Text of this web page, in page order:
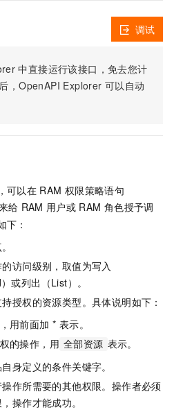
中直接运行该接口，免去您计
，OpenAPI Explorer 可以自动
调试
可以在 RAM 权限策略语句
给 RAM 用户或 RAM 角色授予调
下：
访问级别，取值为写入
或列出（List）。
授权的资源类型。具体说明如下：
用前面加 * 表示。
的操作，用 全部资源 表示。
身定义的条件关键字。
作所需要的其他权限。操作者必须
操作才能成功。